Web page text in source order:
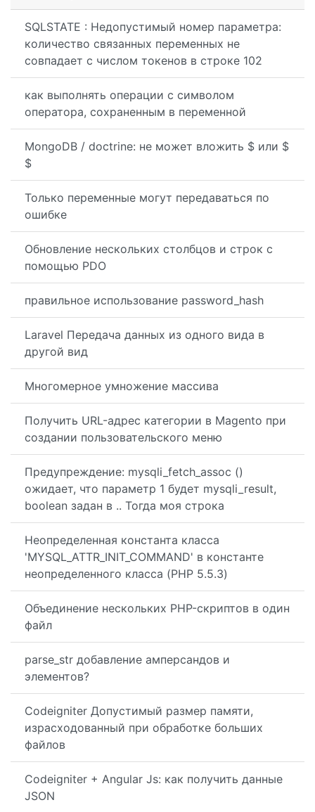
SQLSTATE : Недопустимый номер параметра:
количество связанных переменных не
совпадает с числом токенов в строке 102
как выполнять операции с символом
оператора, сохраненным в переменной
MongoDB / doctrine: не может вложить $ или $
$
Только переменные могут передаваться по
ошибке
Обновление нескольких столбцов и строк с
помощью PDO
правильное использование password_hash
Laravel Передача данных из одного вида в
другой вид
Многомерное умножение массива
Получить URL-адрес категории в Magento при
создании пользовательского меню
Предупреждение: mysqli_fetch_assoc ()
ожидает, что параметр 1 будет mysqli_result,
boolean задан в .. Тогда моя строка
Неопределенная константа класса
'MYSQL_ATTR_INIT_COMMAND' в константе
неопределенного класса (PHP 5.5.3)
Объединение нескольких PHP-скриптов в один
файл
parse_str добавление амперсандов и
элементов?
Codeigniter Допустимый размер памяти,
израсходованный при обработке больших
файлов
Codeigniter + Angular Js: как получить данные
JSON